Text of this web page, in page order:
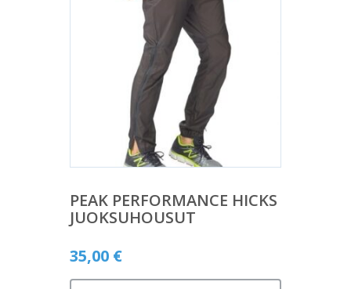
PEAK PERFORMANCE HICKS
JUOKSUHOUSUT
35,00 €